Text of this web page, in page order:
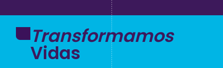
Transformamos
Vidas